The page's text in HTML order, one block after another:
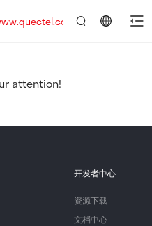
attention!
开发者中心
资源下载
文档中心